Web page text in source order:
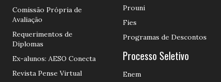
Comissão Própria de
Avaliação
Requerimentos de
Diplomas
Ex-alunos: AESO Conecta
Revista Pense Virtual
Prouni
Fies
Programas de Descontos
Processo Seletivo
Enem